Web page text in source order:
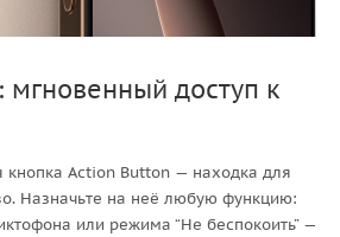
доступ к
кнопка Action Button — находка для
Назначьте на неё любую функцию:
или режима “Не беспокоить” —